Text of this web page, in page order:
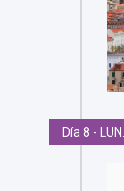
Día 8 - LUN.